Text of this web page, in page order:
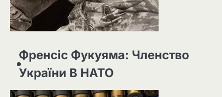
Френсіс Фукуяма: Членство
України В НАТО